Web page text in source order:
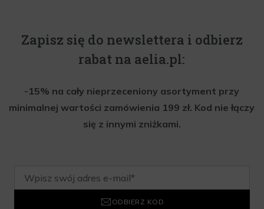
Zapisz się do newslettera i odbierz
rabat na aelia.pl:
-15% na cały nieprzeceniony asortyment przy
minimalnej wartości zamówienia 199 zł. Kod nie łączy
się z innymi zniżkami.
ODBIERZ KOD